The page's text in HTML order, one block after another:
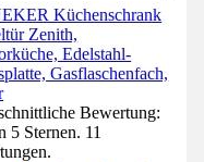
Küchenschrank
Zenith,
Edelstahl-
Gasflaschenfach,
Bewertung:
5 Sternen. 11